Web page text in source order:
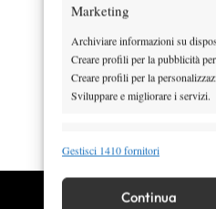
Marketing
Archiviare informazioni su
Creare profili per la pubblicità
Creare profili per la
Sviluppare e migliorare i servizi.
Funzionalità
Identificare i dispositivi in base
Gestisci 1410 fornitori
Continua